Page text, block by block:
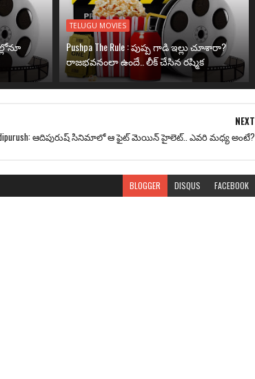
TELUGU MOVIES
Pushpa The Rule : పుష్ప గాడి ఇల్లు చూశారా?
రాజభవనంలా ఉందే.. లీక్ చేసిన రష్మిక
NEXT
ఆదిపురుష్ సినిమాలో ఆ ఫైట్ మెయిన్ హైలెట్.. ఎవరి మధ్య అంటే?
BLOGGER DISQUS FACEBOOK